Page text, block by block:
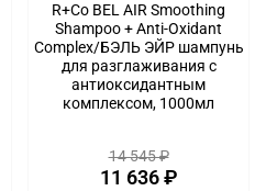
R+Co BEL AIR Smoothing
Shampoo + Anti-Oxidant
Complex/БЭЛЬ ЭЙР шампунь
для разглаживания с
антиоксидантным
комплексом, 1000мл
14 545 ₽
11 636 ₽